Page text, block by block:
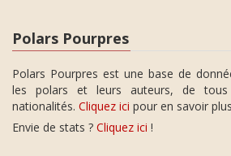
Polars Pourpres
Polars Pourpres est une base de
les polars et leurs auteurs, de
nationalités. Cliquez ici pour en savoir
Envie de stats ? Cliquez ici !